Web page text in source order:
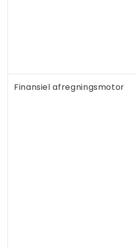
Finansiel afregningsmotor